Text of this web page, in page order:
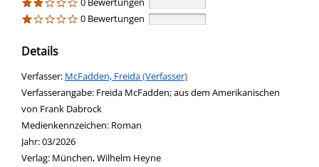
0 Bewertungen
Details
Verfasser: Suche nach diesem Verfasser
McFadden, Freida (Verfasser)
Verfasserangabe: Freida McFadden; aus dem Amerikanischen
von Frank Dabrock
Medienkennzeichen: Roman
Jahr:03/2026
Verlag: München, Wilhelm Heyne